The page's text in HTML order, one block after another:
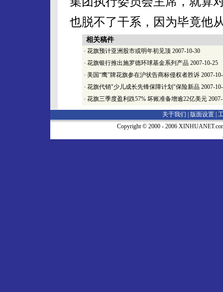
也脱不了干系，因为毕竟他
相关稿件
· 花旗预计亚洲股市或明年初见顶 2007-10-30
· 花旗银行推出施罗德环球基金系列产品 2007-10-25
· 美国“鹰”牌花旗参在沪状告商标侵权者胜诉 2007-
· 花旗代销"少儿成长先锋保障计划"保险新品 2007-
· 花旗三季度盈利跌57% 坏账准备增逾22亿美元
关于我们 | 版面设置
Copyright © 2000 - 2006